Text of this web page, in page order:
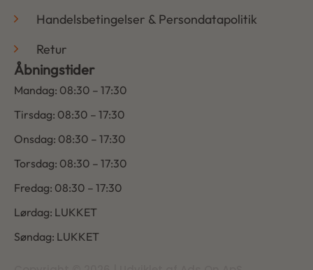
Handelsbetingelser & Persondatapolitik
Retur
Åbningstider
Mandag: 08:30 – 17:30
Tirsdag: 08:30 – 17:30
Onsdag: 08:30 – 17:30
Torsdag: 08:30 – 17:30
Fredag: 08:30 – 17:30
Lørdag: LUKKET
Søndag: LUKKET